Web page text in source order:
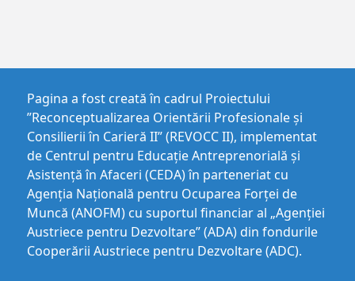
Pagina a fost creată în cadrul Proiectului
”Reconceptualizarea Orientării Profesionale și
Consilierii în Carieră II” (REVOCC II), implementat
de Centrul pentru Educaţie Antreprenorială şi
Asistenţă în Afaceri (CEDA) în parteneriat cu
Agenția Națională pentru Ocuparea Forței de
Muncă (ANOFM) cu suportul financiar al „Agenției
Austriece pentru Dezvoltare” (ADA) din fondurile
Cooperării Austriece pentru Dezvoltare (ADC).